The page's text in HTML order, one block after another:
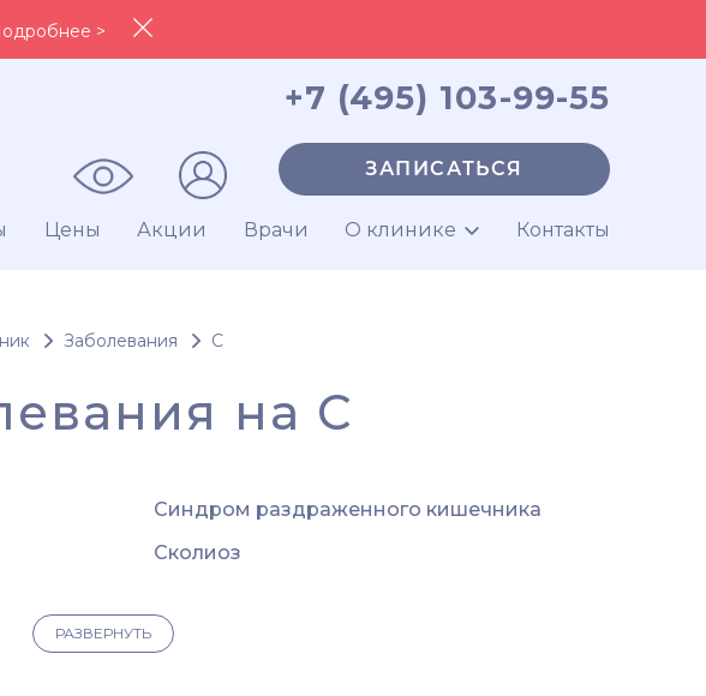
>
+7 (495) 103-99-55
ЗАПИСАТЬСЯ
Цены Акции Врачи О клинике Контакты
Заболевания С
на С
Синдром раздраженного кишечника
Сколиоз
РАЗВЕРНУТЬ